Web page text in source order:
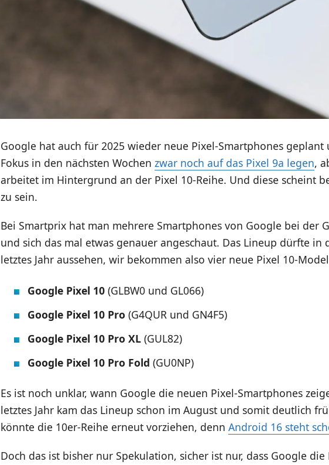
Google hat auch für 2025 wieder neue Pixel-Smartphones
Fokus in den nächsten Wochen zwar noch auf das Pixel 9a legen,
arbeitet im Hintergrund an der Pixel 10-Reihe. Und diese scheint
zu sein.
Bei Smartprix hat man mehrere Smartphones von Google bei der
und sich das mal etwas genauer angeschaut. Das Lineup dürfte in
letztes Jahr aussehen, wir bekommen also vier neue Pixel 10-
Google Pixel 10(GLBW0 und GL066)
Google Pixel 10 Pro (G4QUR und GN4F5)
Google Pixel 10 Pro XL(GUL82)
Google Pixel 10 Pro Fold (GU0NP)
Es ist noch unklar, wann Google die neuen Pixel-Smartphones
letztes Jahr kam das Lineup schon im August und somit deutlich
könnte die 10er-Reihe erneut vorziehen, denn Android 16 steht
Doch das ist bisher nur Spekulation, sicher ist nur, dass Google